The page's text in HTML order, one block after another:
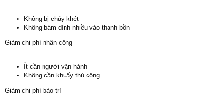
Không bị cháy khét
Không bám dính nhiều vào thành bồn
Giảm chi phí nhân công
Ít cần người vận hành
Không cần khuấy thủ công
Giảm chi phí bảo trì